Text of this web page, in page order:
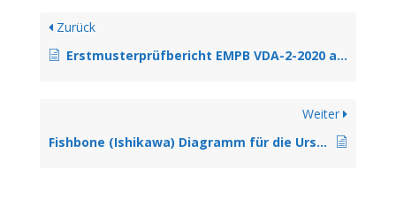
Zurück
Erstmusterprüfbericht EMPB VDA-2-2020 angelehnt
Weiter
Fishbone (Ishikawa) Diagramm für die Ursachenbetrachtung bei Gewährleistungen